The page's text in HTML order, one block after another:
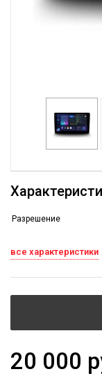
Разрешение
все характеристики
20 000